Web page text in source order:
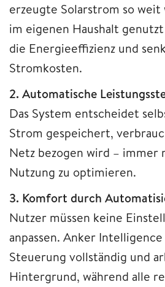
erzeugte Solarstrom so
im eigenen Haushalt
die Energieeffizienz und
Stromkosten.
2. Automatische
Das System entscheidet
Strom gespeichert,
Netz bezogen wird – immer
Nutzung zu optimieren.
3. Komfort durch
Nutzer müssen keine
anpassen. Anker
Steuerung vollständig und
Hintergrund, während alle